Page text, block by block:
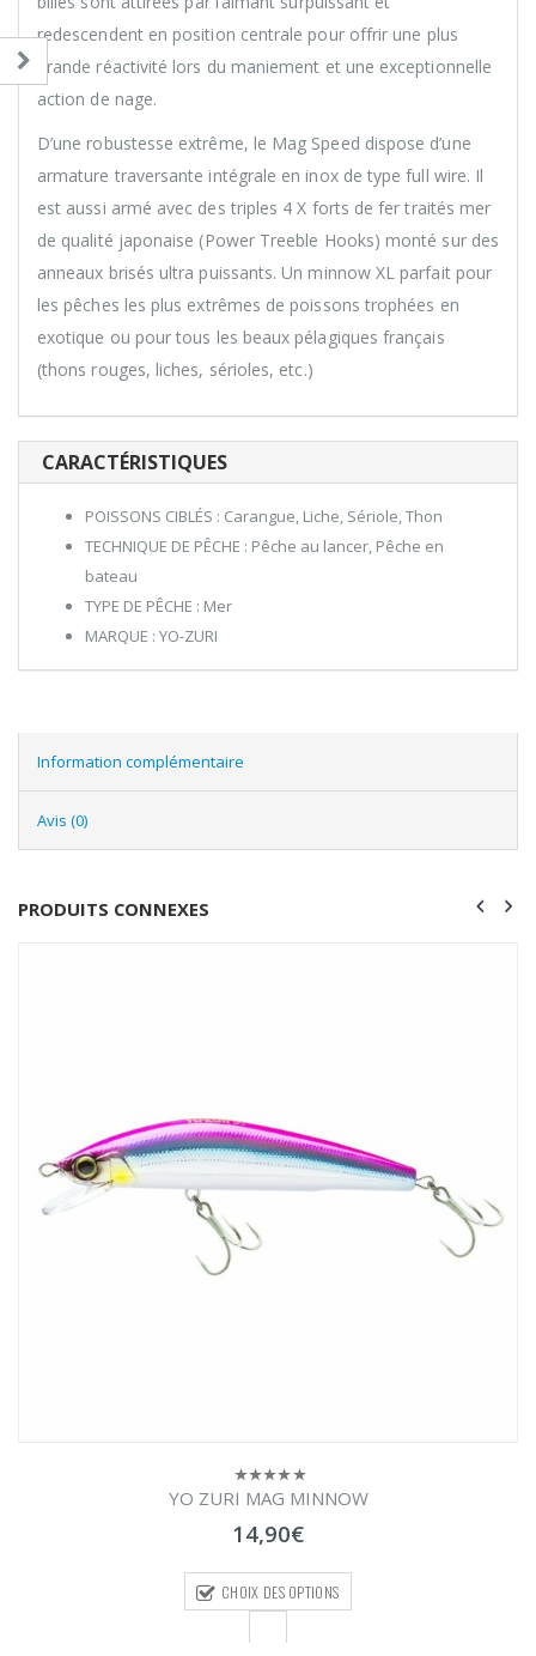
redescendent en position centrale pour offrir une plus
grande réactivité lors du maniement et une exceptionnelle
action de nage.
D’une robustesse extrême, le Mag Speed dispose d’une
armature traversante intégrale en inox de type full wire. Il
est aussi armé avec des triples 4 X forts de fer traités mer
de qualité japonaise (Power Treeble Hooks) monté sur des
anneaux brisés ultra puissants. Un minnow XL parfait pour
les pêches les plus extrêmes de poissons trophées en
exotique ou pour tous les beaux pélagiques français
(thons rouges, liches, sérioles, etc.)
CARACTÉRISTIQUES
POISSONS CIBLÉS : Carangue, Liche, Sériole, Thon
TECHNIQUE DE PÊCHE : Pêche au lancer, Pêche en
bateau
TYPE DE PÊCHE : Mer
MARQUE : YO-ZURI
Information complémentaire
Avis (0)
PRODUITS CONNEXES
0
5
YO ZURI MAG MINNOW
14,90€
CHOIX DES OPTIONS